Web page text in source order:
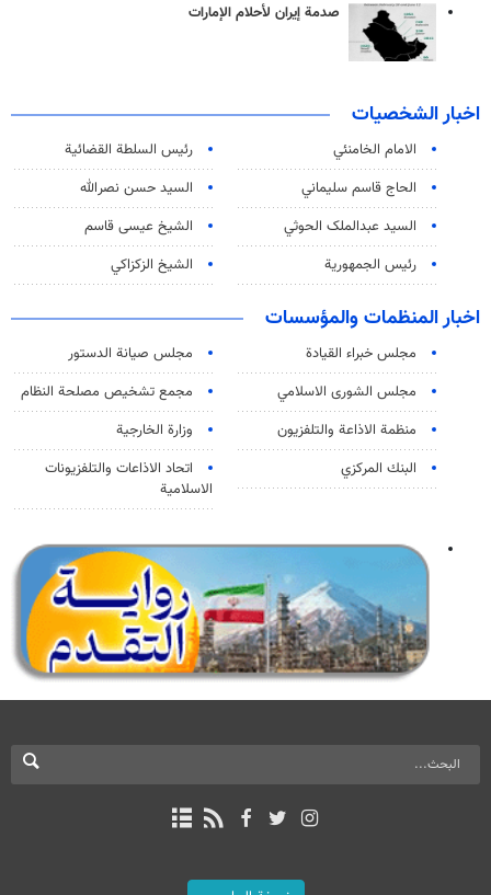
صدمة إيران لأحلام الإمارات
اخبار الشخصيات
الامام الخامنئي
رئیس السلطة القضائیة
الحاج قاسم سليماني
السيد حسن نصرالله
السید عبدالملک الحوثي
الشيخ عيسى قاسم
رئيس الجمهورية
الشيخ الزكزاكي
اخبار المنظمات والمؤسسات
مجلس خبراء القيادة
مجلس صيانة الدستور
مجلس الشورى الاسلامي
مجمع تشخيص مصلحة النظام
منظمة الاذاعة والتلفزیون
وزارة الخارجية
البنك المركزي
اتحاد الاذاعات والتلفزيونات
الاسلامية